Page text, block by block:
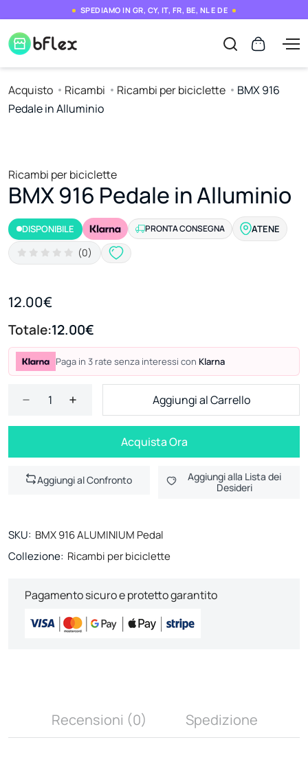
SPEDIAMO IN GR, CY, IT, FR, BE, NL E DE
Acquisto Ricambi Ricambi per biciclette
BMX 916
Pedale in Alluminio
Ricambi per biciclette
BMX 916 Pedale in Alluminio
DISPONIBILE PRONTA CONSEGNA ATENE
(0)
12.00€
Totale:12.00€
Paga in 3 rate senza interessi con Klarna
Aggiungi al Carrello
Acquista Ora
Aggiungi al Confronto
Aggiungi alla Lista dei
Desideri
SKU: BMX 916 ALUMINIUM Pedal
Collezione: Ricambi per biciclette
Pagamento sicuro e protetto garantito
Recensioni (0) Spedizione